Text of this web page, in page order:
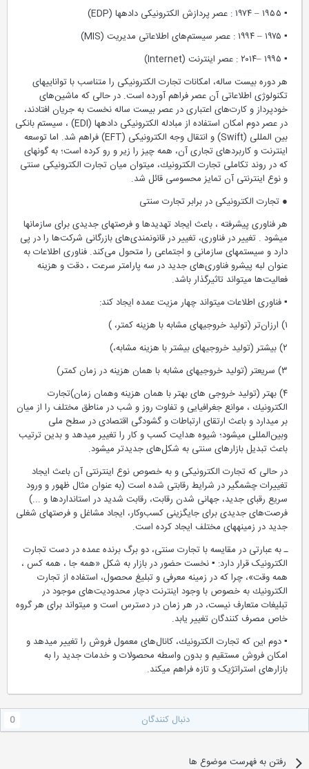
هر دوره بیست ساله، امكانات تجارت الكترونیكی را متناسب با توانایی‏های
تكنولوژی اطلاعاتی آن عصر فراهم آورده است. در حالی كه ماشین‌های
خودپرداز و كارت‌های اعتباری در عصر بیست ساله نخست به جریان افتادند،
در عصر دوم امكان استفاده از مبادله الكترونیكی داده‏ها (EDI) ، سیستم بانكی
بین المللی (Swift) و انتقال وجه الكترونیكی (EFT) فراهم شد. اما توسعه
اینترنت و كاربردهای تجاری آن، همه چیز را زیر و رو کرده است؛ به گونه‏ای
كه در روند تكاملی تجارت الكترونیك، می‏توان میان تجارت الكترونیكی سنتی
و نوع اینترنتی آن تمایز محسوسی قائل شد.
● تجارت الكترونیكی در برابر تجارت سنتی
هر فناوری پیشرفته ، باعث ایجاد تهدیدها و فرصتهای جدیدی برای سازمانها
می‏شود . تغییر در فناوری، تغییر در قانونمند‏ی‌های بازرگانی شركت‌ها را در پی
دارد و سیستمهای سازمانی و اجتماعی را متحول می‌کند. فناوری اطلاعات به
عنوان لبه پیشرو فناوری‌های جدید در سه پارامتر سرعت ، دقت و هزینه
فعالیت‌ها می‏تواند تاثیرگذار باشد.
▪ فناوری اطلاعات می‏تواند چهار مزیت عمده ایجاد كند:
۴) بهتر (تولید خروجی های بهتر با همان هزینه وهمان زمان)تجارت
الكترونیك ، موانع جغرافیایی و تفاوت روز و شب در مناطق مختلف را از میان
بر می‏دارد و باعث ارتقای ارتباطات و گشودگی اقتصادی در سطح ملی
وبین‌المللی می‏شود؛ شیوه هدایت كسب و كار را تغییر می‏دهد و بدین ترتیب
باعث تبدیل بازارهای سنتی به شكل‌های جدیدتر می‏شود.
در حالی كه تجارت الكترونیكی و به خصوص نوع اینترنتی آن باعث ایجاد
تغییرات چشمگیر در شرایط رقابتی شده است (به عنوان مثال ظهور و ورود
سریع رقبای جدید، جهانی شدن رقابت، رقابت شدید در استانداردها و ...)
فرصت‌های جدیدی برای جایگزینی كسب‌و‌كار، ایجاد مشاغل و فرصتهای شغلی
جدید در زمینه‏های مختلف ایجاد كرده است.
ـ به عبارتی در مقایسه با تجارت سنتی، دو برگ برنده عمده در دست تجارت
الکترونیک قرار دارد: ▪ نخست حضور در بازار به شكل «همه جا ، همه كس ،
همه وقت»، چرا که در زمینه معرفی و تبلیغ محصول، استفاده از تجارت
الكترونیك به خصوص با وجود اینترنت دچار محدودیت‌های موجود در
تبلیغات متعارف نیست، در هر زمان در دسترس است و می‏تواند برای هر گروه
خاص مصرف كنندگان تغییر یابد.
▪ دوم این که تجارت الكترونیك، كانال‌های معمول فروش را تغییر می‏دهد و
امكان فروش مستقیم و بدون واسطه محصولات و خدمات جدید را به
بازارهای استراتژیک و تازه فراهم می‏كند.
دنبال کنندگان
رفتن به فهرست موضوع ها